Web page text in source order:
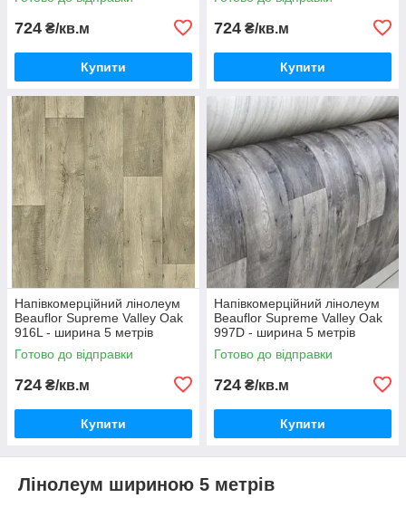
724 ₴/кв.м
Купити
724 ₴/кв.м
Купити
Напівкомерційний лінолеум
Beauflor Supreme Valley Oak
916L - ширина 5 метрів
Готово до відправки
724 ₴/кв.м
Купити
Напівкомерційний лінолеум
Beauflor Supreme Valley Oak
997D - ширина 5 метрів
Готово до відправки
724 ₴/кв.м
Купити
Лінолеум шириною 5 метрів